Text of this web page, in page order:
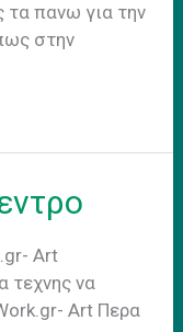
τα πανω για την
στην
Art
τεχνης να
Art Περα